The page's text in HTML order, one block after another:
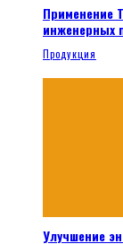
Применение
инженерных
Продукция
Улучшение